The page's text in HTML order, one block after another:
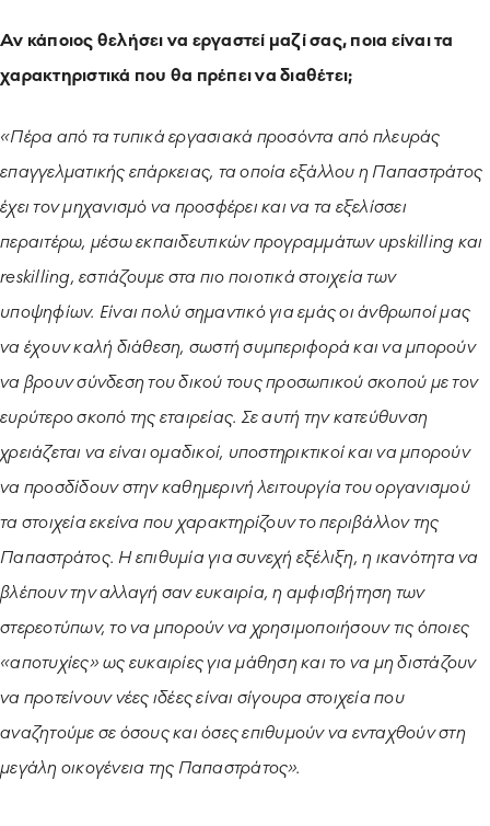
Αν κάποιος θελήσει να εργαστεί μαζί σας, ποια είναι τα
χαρακτηριστικά που θα πρέπει να διαθέτει;
«Πέρα από τα τυπικά εργασιακά προσόντα από πλευράς
επαγγελματικής επάρκειας, τα οποία εξάλλου η Παπαστράτος
έχει τον μηχανισμό να προσφέρει και να τα εξελίσσει
περαιτέρω, μέσω εκπαιδευτικών προγραμμάτων upskilling και
reskilling, εστιάζουμε στα πιο ποιοτικά στοιχεία των
υποψηφίων. Είναι πολύ σημαντικό για εμάς οι άνθρωποί μας
να έχουν καλή διάθεση, σωστή συμπεριφορά και να μπορούν
να βρουν σύνδεση του δικού τους προσωπικού σκοπού με τον
ευρύτερο σκοπό της εταιρείας. Σε αυτή την κατεύθυνση
χρειάζεται να είναι ομαδικοί, υποστηρικτικοί και να μπορούν
να προσδίδουν στην καθημερινή λειτουργία του οργανισμού
τα στοιχεία εκείνα που χαρακτηρίζουν το περιβάλλον της
Παπαστράτος. Η επιθυμία για συνεχή εξέλιξη, η ικανότητα να
βλέπουν την αλλαγή σαν ευκαιρία, η αμφισβήτηση των
στερεοτύπων, το να μπορούν να χρησιμοποιήσουν τις όποιες
«αποτυχίες» ως ευκαιρίες για μάθηση και το να μη διστάζουν
να προτείνουν νέες ιδέες είναι σίγουρα στοιχεία που
αναζητούμε σε όσους και όσες επιθυμούν να ενταχθούν στη
μεγάλη οικογένεια της Παπαστράτος».